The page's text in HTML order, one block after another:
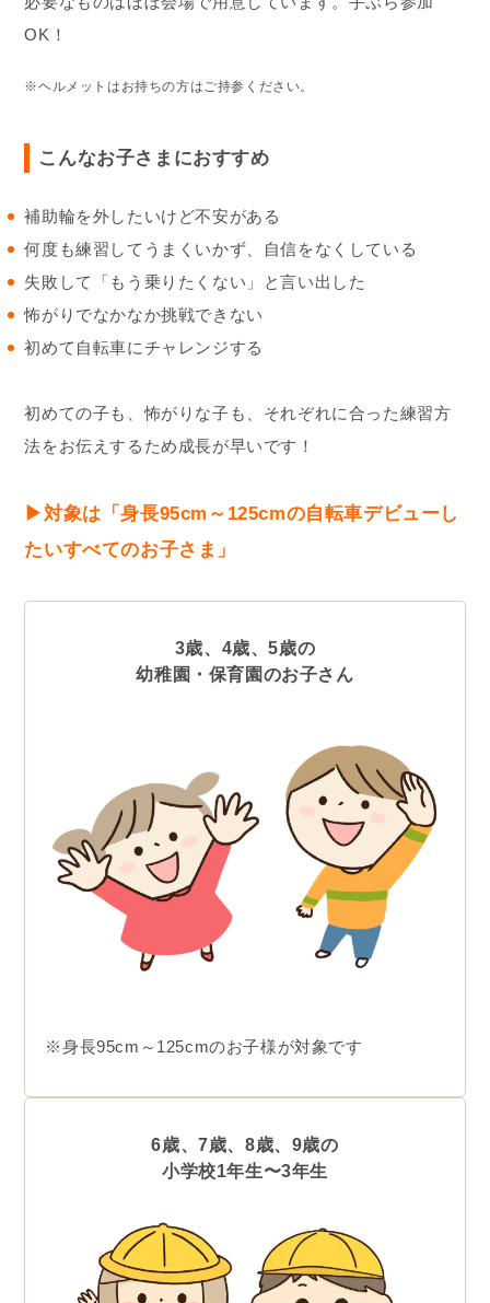
OK！
※ヘルメットはお持ちの方はご持参ください。
こんなお子さまにおすすめ
補助輪を外したいけど不安がある
何度も練習してうまくいかず、自信をなくしている
失敗して「もう乗りたくない」と言い出した
怖がりでなかなか挑戦できない
初めて自転車にチャレンジする
初めての子も、怖がりな子も、それぞれに合った練習方
法をお伝えするため成長が早いです！
▶︎対象は「身長95cm～125cmの自転車デビューし
たいすべてのお子さま」
3歳、4歳、5歳の
幼稚園・保育園のお子さん
※身長95cm～125cmのお子様が対象です
6歳、7歳、8歳、9歳の
小学校1年生〜3年生